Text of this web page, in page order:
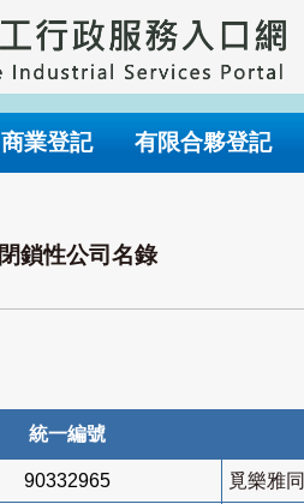
商業登記 有限合夥登記
閉鎖性公司名錄
統一編號
90332965 覓樂雅